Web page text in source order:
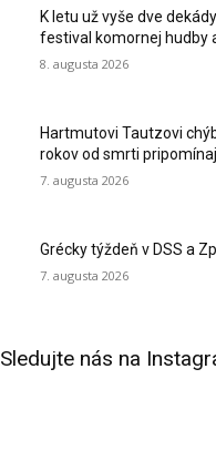
K letu už vyše dve
festival komornej hudby
8. augusta 2026
Hartmutovi Tautzovi
rokov od smrti
7. augusta 2026
Grécky týždeň v DSS a
7. augusta 2026
Sledujte nás na